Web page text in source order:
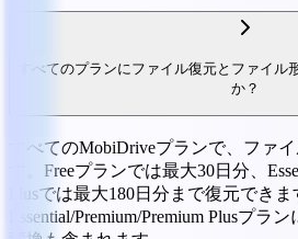
すべてのプランにファイル復元とファイル
か？
すべてのMobiDriveプランで、ファ
す。Freeプランでは最大30日分、
Plusでは最大180日分まで復元できま
Essential/Premium/Premium Plusプラ